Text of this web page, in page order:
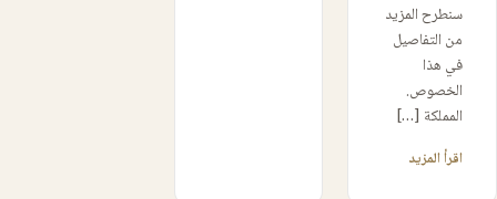
سنطرح المزيد
من التفاصيل
في هذا
الخصوص.
المملكة […]
اقرأ المزيد